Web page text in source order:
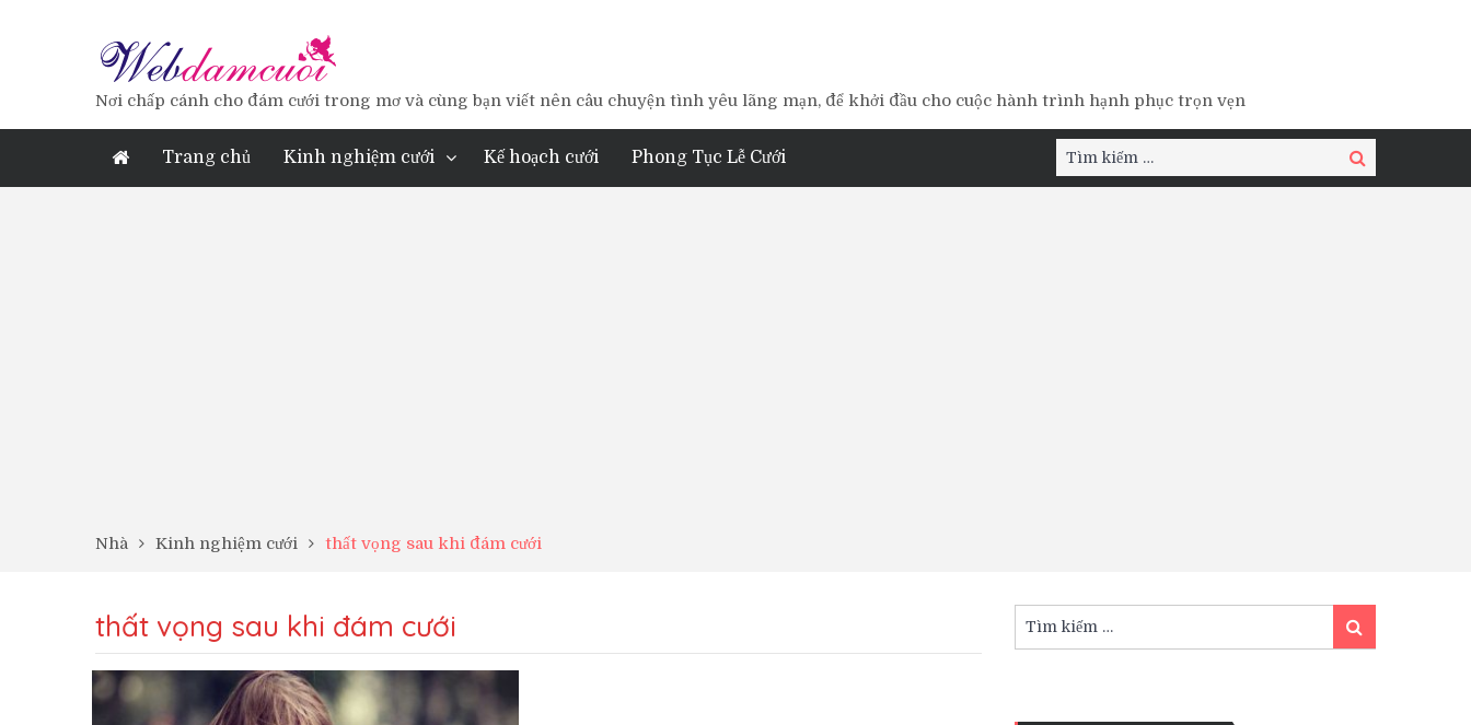
Nơi chấp cánh cho đám cưới trong mơ và cùng bạn viết nên câu chuyện tình yêu lãng mạn, để khởi đầu cho cuộc hành trình hạnh phục trọn vẹn
Trang chủ Kinh nghiệm cưới Kế hoạch cưới Phong Tục Lễ Cưới
Tìm
kiếm:
Tìm
kiếm
Nhà Kinh nghiệm cưới thất vọng sau khi đám cưới
thất vọng sau khi đám cưới
kiếm:
Tìm
kiếm